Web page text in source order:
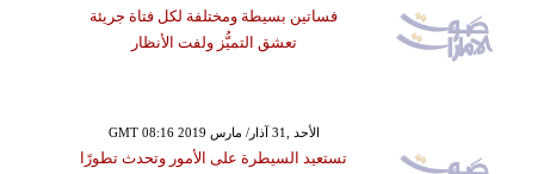
فساتين بسيطة ومختلفة لكل فتاة جريئة
تعشق التميُّز ولفت الأنظار
GMT 08:16 2019 الأحد ,31 آذار/ مارس
تستعيد السيطرة على الأمور وتحدث تطورًا